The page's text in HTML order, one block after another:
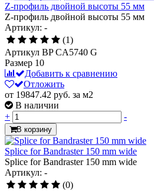
Z-профиль двойной высоты 55 мм
Z-профиль двойной высоты 55 мм
Артикул: -
(1)
Артикул BP CA5740 G
Размер 10
Добавить к сравнению
Отложить
от 19847.42 руб. за м2
В наличии
+
-
В корзину
Splice for Bandraster 150 mm wide
Splice for Bandraster 150 mm wide
Артикул: -
(0)